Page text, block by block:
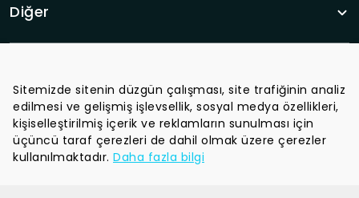
Sitemizde sitenin düzgün çalışması, site trafiğinin analiz
edilmesi ve gelişmiş işlevsellik, sosyal medya özellikleri,
kişiselleştirilmiş içerik ve reklamların sunulması için
üçüncü taraf çerezleri de dahil olmak üzere çerezler
kullanılmaktadır. Daha fazla bilgi
Diğer
Tüm haberlerden haberdar olun.